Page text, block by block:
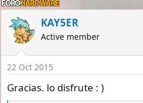
a
c
t
i
n
s
:
KAY5ER
Active member
22 Oct 2015
Gracias. lo disfrute : )